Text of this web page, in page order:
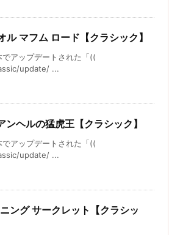
ル マフム ロード【クラシック】
でアップデートされた「((
update/ ...
ンヘルの猛虎王【クラシック】
でアップデートされた「((
update/ ...
ング サークレット【クラシッ